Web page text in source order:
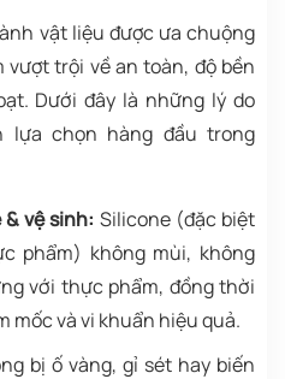
vật liệu được ưa chuộng
trội về an toàn, độ bền
Dưới đây là những lý do
lựa chọn hàng đầu trong
vệ sinh: Silicone (đặc biệt
phẩm) không mùi, không
với thực phẩm, đồng thời
mốc và vi khuẩn hiệu quả.
bị ố vàng, gỉ sét hay biến